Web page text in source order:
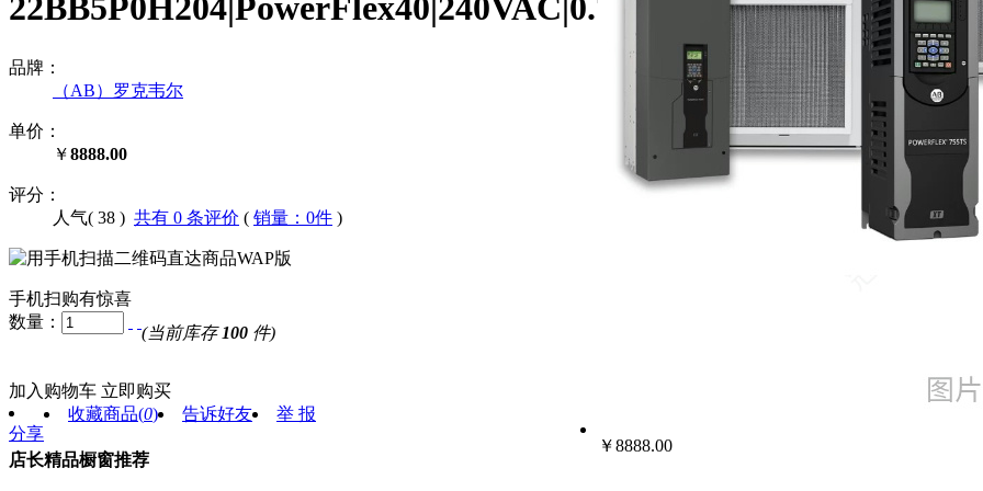
品牌：
（AB）罗克韦尔
单价：
￥8888.00
评分：
人气( 38 ) 共有 0 条评价 ( 销量：0件 )
手机扫购有惊喜
数量：
(当前库存 100 件)
加入购物车 立即购买
分享
收藏商品(0) 告诉好友
举 报
￥8888.00
店长精品橱窗推荐